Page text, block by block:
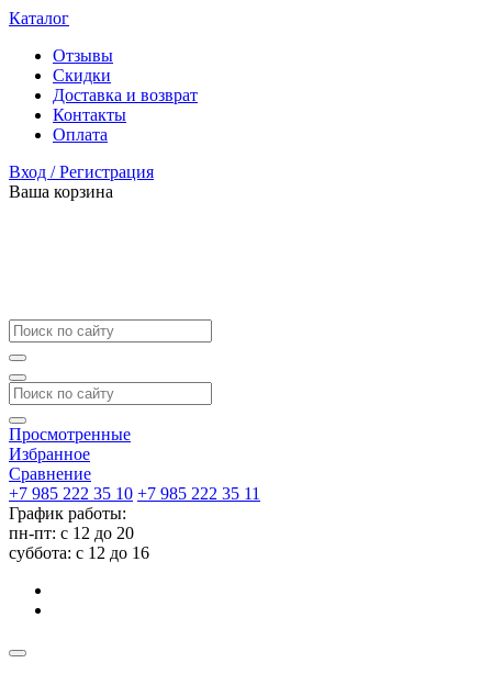
Каталог
Отзывы
Скидки
Доставка и возврат
Контакты
Оплата
Вход / Регистрация
Ваша корзина
Просмотренные
Избранное
Сравнение
+7 985 222 35 10 +7 985 222 35 11
График работы:
пн-пт: с 12 до 20
суббота: c 12 до 16